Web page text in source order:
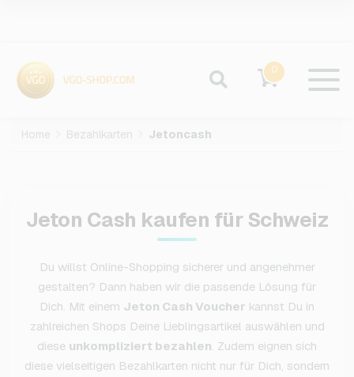
0
Home Bezahlkarten Jetoncash
Jeton Cash kaufen für Schweiz
Du willst Online-Shopping sicherer und angenehmer
gestalten? Dann haben wir die passende Lösung für
Dich. Mit einem Jeton Cash Voucher kannst Du in
zahlreichen Shops Deine Lieblingsartikel auswählen und
diese unkompliziert bezahlen. Zudem eignen sich
diese vielseitigen Bezahlkarten nicht nur für Dich, sondern